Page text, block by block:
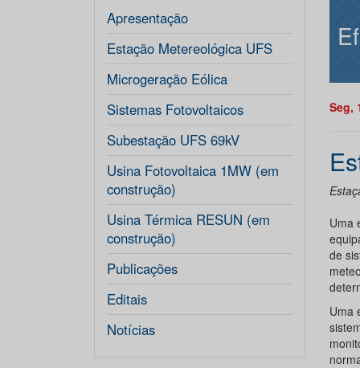
Apresentação
Estação Metereológica UFS
Microgeração Eólica
Sistemas Fotovoltaicos
Subestação UFS 69kV
Usina Fotovoltaica 1MW (em
construção)
Usina Térmica RESUN (em
construção)
Publicações
Editais
Notícias
Seg,
Uma
de
Uma